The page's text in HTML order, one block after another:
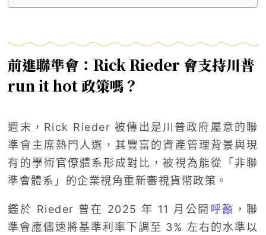
前進聯準會：Rick Rieder 會支持川普
run it hot 政策嗎？
週末，Rick Rieder 被傳出是川普政府屬意的聯
準會主席熱門人選，其豐富的資產管理背景與現
有的學術官僚體系形成對比，被視為能從「非聯
準會體系」的企業視角重新審視貨幣政策。
鑑於 Rieder 曾在 2025 年 11 月公開 呼籲 ，聯
準會應儘速將基準利率下調至 3% 左右的水準以